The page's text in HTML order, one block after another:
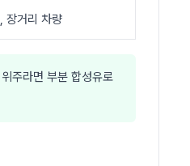
장거리 차량
주라면 부분 합성유로